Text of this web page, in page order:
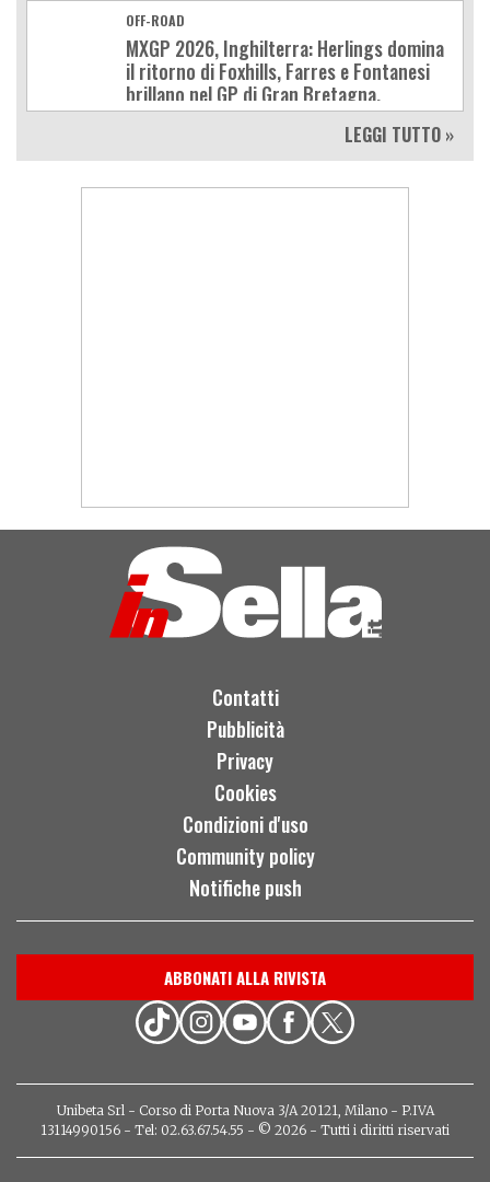
OFF-ROAD
MXGP 2026, Inghilterra: Herlings domina
il ritorno di Foxhills, Farres e Fontanesi
brillano nel GP di Gran Bretagna.
Classifica e calendario
LEGGI TUTTO »
Contatti
Pubblicità
Privacy
Cookies
Condizioni d'uso
Community policy
Notifiche push
ABBONATI ALLA RIVISTA
Unibeta Srl - Corso di Porta Nuova 3/A 20121, Milano - P.IVA
13114990156 - Tel: 02.63.67.54.55 - © 2026 - Tutti i diritti riservati